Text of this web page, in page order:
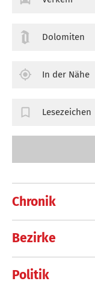
Chronik
Bezirke
Politik
Dolomiten
In der Nähe
Lesezeichen